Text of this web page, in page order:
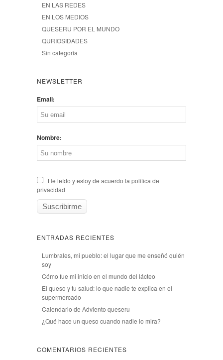
EN LAS REDES
EN LOS MEDIOS
QUESERU POR EL MUNDO
QURIOSIDADES
Sin categoría
NEWSLETTER
Email:
Nombre:
He leído y estoy de acuerdo la política de
privacidad
ENTRADAS RECIENTES
Lumbrales, mi pueblo: el lugar que me enseñó quién
soy
Cómo fue mi inicio en el mundo del lácteo
El queso y tu salud: lo que nadie te explica en el
supermercado
Calendario de Adviento queseru
¿Qué hace un queso cuando nadie lo mira?
COMENTARIOS RECIENTES